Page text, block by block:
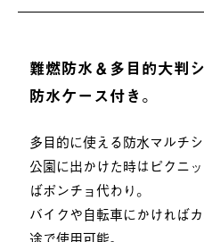
難燃防水＆多目的大判
防水ケース付き。
多目的に使える防水マルチシ
公園に出かけた時はピクニ
ばポンチョ代わり。
バイクや自転車にかければ
途で使用可能。